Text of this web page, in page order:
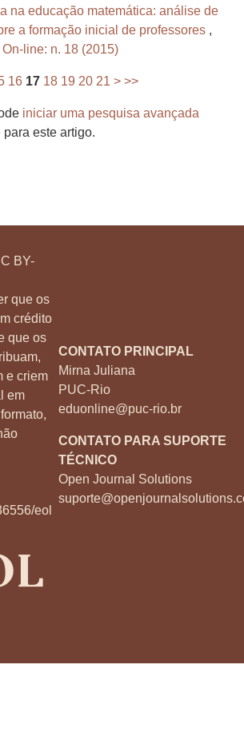
na educação matemática: análise de
a formação inicial de professores ,
line: n. 18 (2015)
16 17 18 19 20 21 > >>
iniciar uma pesquisa avançada
para este artigo.
BY-
que os
crédito
que os
e criem
em
CONTATO PRINCIPAL
Mirna Juliana
PUC-Rio
eduonline@puc-rio.br
CONTATO PARA SUPORTE
TÉCNICO
Open Journal Solutions
eol